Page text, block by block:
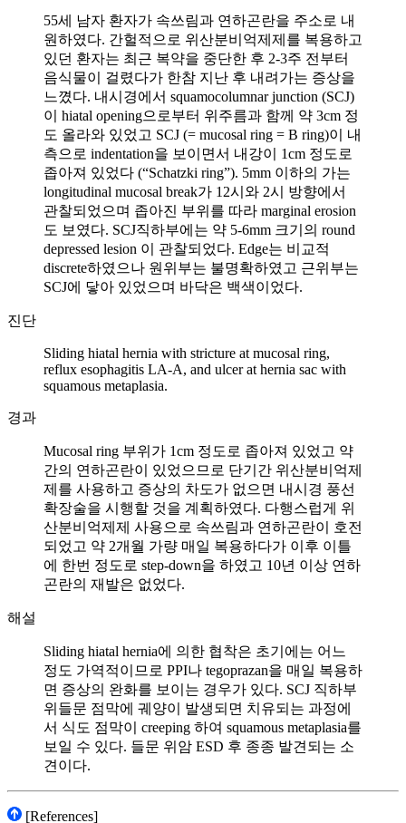
55세 남자 환자가 속쓰림과 연하곤란을 주소로 내
원하였다. 간헐적으로 위산분비억제제를 복용하고
있던 환자는 최근 복약을 중단한 후 2-3주 전부터
음식물이 걸렸다가 한참 지난 후 내려가는 증상을
느꼈다. 내시경에서 squamocolumnar junction (SCJ)
이 hiatal opening으로부터 위주름과 함께 약 3cm 정
도 올라와 있었고 SCJ (= mucosal ring = B ring)이 내
측으로 indentation을 보이면서 내강이 1cm 정도로
좁아져 있었다 (“Schatzki ring”). 5mm 이하의 가는
longitudinal mucosal break가 12시와 2시 방향에서
관찰되었으며 좁아진 부위를 따라 marginal erosion
도 보였다. SCJ직하부에는 약 5-6mm 크기의 round
depressed lesion 이 관찰되었다. Edge는 비교적
discrete하였으나 원위부는 불명확하였고 근위부는
SCJ에 닿아 있었으며 바닥은 백색이었다.
진단
Sliding hiatal hernia with stricture at mucosal ring,
reflux esophagitis LA-A, and ulcer at hernia sac with
squamous metaplasia.
경과
Mucosal ring 부위가 1cm 정도로 좁아져 있었고 약
간의 연하곤란이 있었으므로 단기간 위산분비억제
제를 사용하고 증상의 차도가 없으면 내시경 풍선
확장술을 시행할 것을 계획하였다. 다행스럽게 위
산분비억제제 사용으로 속쓰림과 연하곤란이 호전
되었고 약 2개월 가량 매일 복용하다가 이후 이틀
에 한번 정도로 step-down을 하였고 10년 이상 연하
곤란의 재발은 없었다.
해설
Sliding hiatal hernia에 의한 협착은 초기에는 어느
정도 가역적이므로 PPI나 tegoprazan을 매일 복용하
면 증상의 완화를 보이는 경우가 있다. SCJ 직하부
위들문 점막에 궤양이 발생되면 치유되는 과정에
서 식도 점막이 creeping 하여 squamous metaplasia를
보일 수 있다. 들문 위암 ESD 후 종종 발견되는 소
견이다.
[References]